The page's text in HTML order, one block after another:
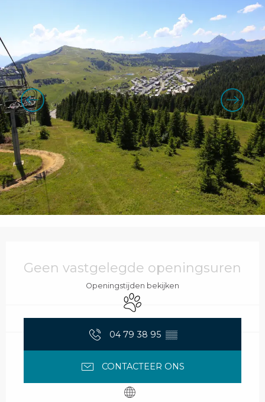
Geen vastgelegde openingsuren
Openingstijden bekijken
Dieren toegelaten
04 79 38 95 ▒▒
CONTACTEER ONS